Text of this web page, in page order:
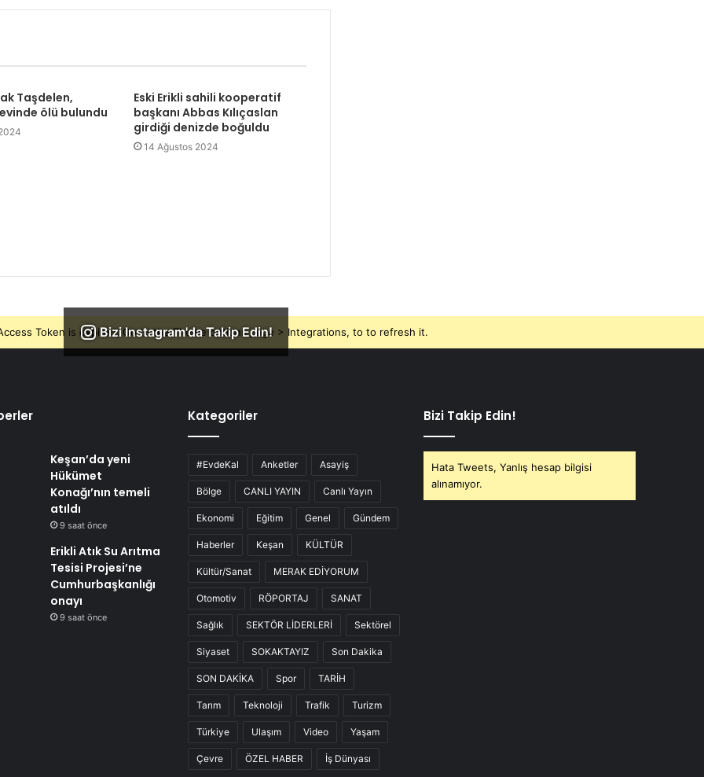
Taşdelen,
ölü bulundu
Eski Erikli sahili kooperatif
başkanı Abbas Kılıçaslan
girdiği denizde boğuldu
14 Ağustos 2024
Bizi Instagram'da Takip Edin!
Token is expired, Go to the Theme options page > Integrations, to to refresh it.
Keşan’da yeni
Hükümet
Konağı’nın temeli
atıldı
9 saat önce
Erikli Atık Su Arıtma
Tesisi Projesi’ne
Cumhurbaşkanlığı
onayı
9 saat önce
Kategoriler
#EvdeKal Anketler Asayiş
Bölge CANLI YAYIN Canlı Yayın
Ekonomi Eğitim Genel Gündem
Haberler Keşan KÜLTÜR
Kültür/Sanat MERAK EDİYORUM
Otomotiv RÖPORTAJ SANAT
Sağlık SEKTÖR LİDERLERİ Sektörel
Siyaset SOKAKTAYIZ Son Dakika
SON DAKİKA Spor TARİH
Tarım Teknoloji Trafik Turizm
Türkiye Ulaşım Video Yaşam
Çevre ÖZEL HABER İş Dünyası
Bizi Takip Edin!
Hata Tweets, Yanlış hesap bilgisi
alınamıyor.